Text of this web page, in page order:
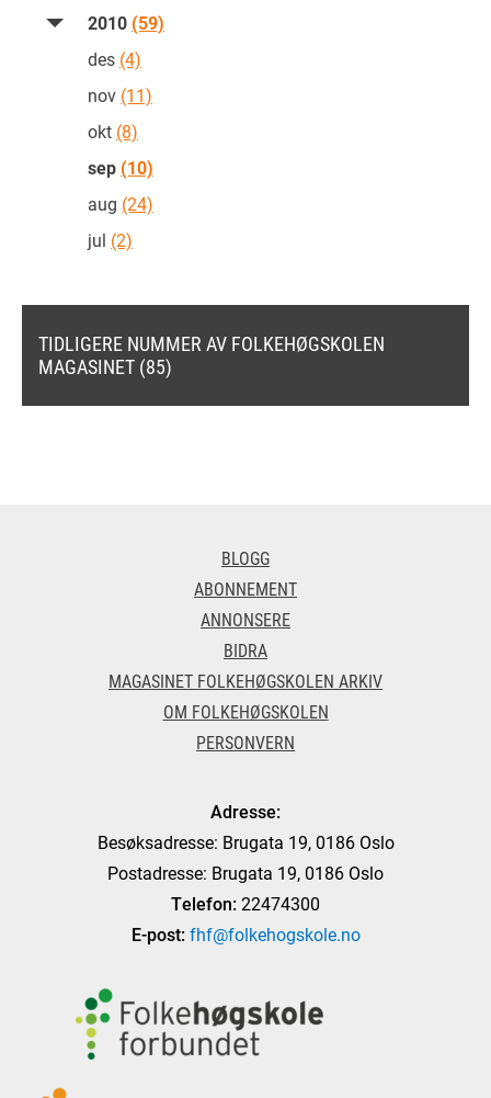
2010 (59)
des (4)
nov (11)
okt (8)
sep (10)
aug (24)
jul (2)
TIDLIGERE NUMMER AV FOLKEHØGSKOLEN
MAGASINET (85)
BLOGG
ABONNEMENT
ANNONSERE
BIDRA
MAGASINET FOLKEHØGSKOLEN ARKIV
OM FOLKEHØGSKOLEN
PERSONVERN
Adresse:
Besøksadresse: Brugata 19, 0186 Oslo
Postadresse: Brugata 19, 0186 Oslo
Telefon: 22474300
E-post: fhf@folkehogskole.no